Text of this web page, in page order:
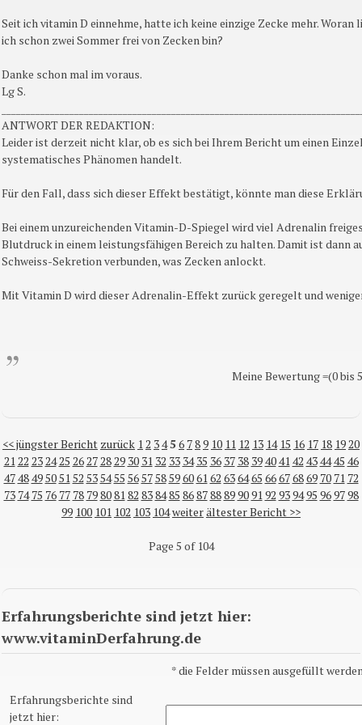
Seit ich vitamin D einnehme, hatte ich keine einzige Zecke mehr. Woran
ich schon zwei Sommer frei von Zecken bin?
Danke schon mal im voraus.
Lg S.
ANTWORT DER REDAKTION:
Leider ist derzeit nicht klar, ob es sich bei Ihrem Bericht um einen
systematisches Phänomen handelt.
Für den Fall, dass sich dieser Effekt bestätigt, könnte man diese
Bei einem unzureichenden Vitamin-D-Spiegel wird viel Adrenalin
Blutdruck in einem leistungsfähigen Bereich zu halten. Damit ist dann
Schweiss-Sekretion verbunden, was Zecken anlockt.
Mit Vitamin D wird dieser Adrenalin-Effekt zurück geregelt und
Meine Bewertung =(0 bis
<< jüngster Bericht zurück 12 3456 789 10 11 12 13 14 15 16 17 18 1920
2122 232425 26272829 30 31 32 33 34 35 36 37 38 39404142 434445 46
474849505152 535455 56575859606162 636465 66676869 70 71 72
73 74 75 76 77 78 79808182 838485 86878889909192 939495 969798
99 100 101 102 103 104weiterältester Bericht >>
Page 5 of 104
Erfahrungsberichte sind jetzt hier:
www.vitaminDerfahrung.de
*die Felder müssen ausgefüllt
Erfahrungsberichte sind
jetzt hier: